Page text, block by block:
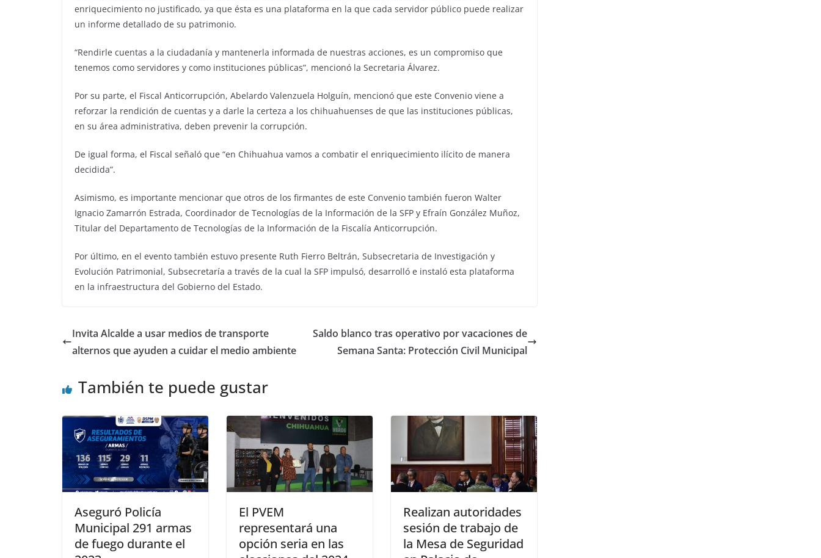
enriquecimiento no justificado, ya que ésta es una plataforma en la que cada servidor público puede realizar
un informe detallado de su patrimonio.
“Rendirle cuentas a la ciudadanía y mantenerla informada de nuestras acciones, es un compromiso que
tenemos como servidores y como instituciones públicas”, mencionó la Secretaria Álvarez.
Por su parte, el Fiscal Anticorrupción, Abelardo Valenzuela Holguín, mencionó que este Convenio viene a
reforzar la rendición de cuentas y a darle la certeza a los chihuahuenses de que las instituciones públicas,
en su área administrativa, deben prevenir la corrupción.
De igual forma, el Fiscal señaló que “en Chihuahua vamos a combatir el enriquecimiento ilícito de manera
decidida”.
Asimismo, es importante mencionar que otros de los firmantes de este Convenio también fueron Walter
Ignacio Zamarrón Estrada, Coordinador de Tecnologías de la Información de la SFP y Efraín González Muñoz,
Titular del Departamento de Tecnologías de la Información de la Fiscalía Anticorrupción.
Por último, en el evento también estuvo presente Ruth Fierro Beltrán, Subsecretaria de Investigación y
Evolución Patrimonial, Subsecretaría a través de la cual la SFP impulsó, desarrolló e instaló esta plataforma
en la infraestructura del Gobierno del Estado.
Invita Alcalde a usar medios de transporte
alternos que ayuden a cuidar el medio ambiente
Saldo blanco tras operativo por vacaciones de
Semana Santa: Protección Civil Municipal
También te puede gustar
Aseguró Policía
Municipal 291 armas
de fuego durante el
El PVEM
representará una
opción seria en las
Realizan autoridades
sesión de trabajo de
la Mesa de Seguridad